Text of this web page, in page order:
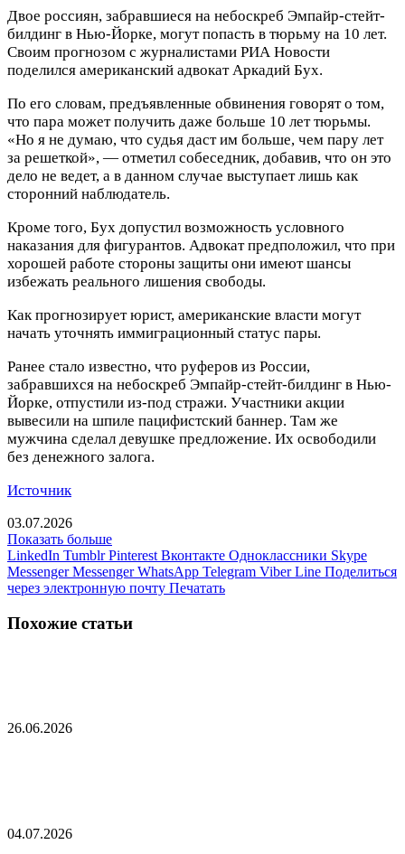
Двое россиян, забравшиеся на небоскреб Эмпайр-стейт-
билдинг в Нью-Йорке, могут попасть в тюрьму на 10 лет.
Своим прогнозом с журналистами РИА Новости
поделился американский адвокат Аркадий Бух.
По его словам, предъявленные обвинения говорят о том,
что пара может получить даже больше 10 лет тюрьмы.
«Но я не думаю, что судья даст им больше, чем пару лет
за решеткой», — отметил собеседник, добавив, что он это
дело не ведет, а в данном случае выступает лишь как
сторонний наблюдатель.
Кроме того, Бух допустил возможность условного
наказания для фигурантов. Адвокат предположил, что при
хорошей работе стороны защиты они имеют шансы
избежать реального лишения свободы.
Как прогнозирует юрист, американские власти могут
начать уточнять иммиграционный статус пары.
Ранее стало известно, что руферов из России,
забравшихся на небоскреб Эмпайр-стейт-билдинг в Нью-
Йорке, отпустили из-под стражи. Участники акции
вывесили на шпиле пацифистский баннер. Там же
мужчина сделал девушке предложение. Их освободили
без денежного залога.
Источник
03.07.2026
Показать больше
LinkedIn Tumblr Pinterest Вконтакте Одноклассники Skype
Messenger Messenger WhatsApp Telegram Viber Line Поделиться
через электронную почту Печатать
Похожие статьи
26.06.2026
04.07.2026